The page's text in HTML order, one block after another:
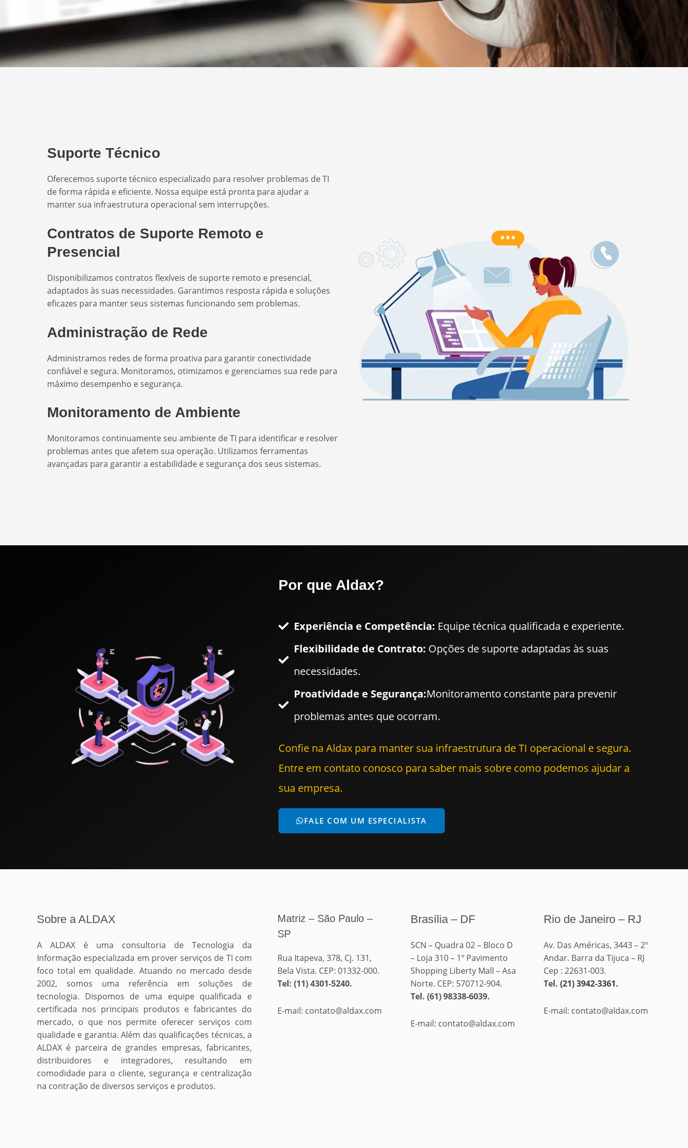
Suporte Técnico
Oferecemos suporte técnico especializado para resolver problemas de TI
de forma rápida e eficiente. Nossa equipe está pronta para ajudar a
manter sua infraestrutura operacional sem interrupções.
Contratos de Suporte Remoto e
Presencial
Disponibilizamos contratos flexíveis de suporte remoto e presencial,
adaptados às suas necessidades. Garantimos resposta rápida e soluções
eficazes para manter seus sistemas funcionando sem problemas.
Administração de Rede
Administramos redes de forma proativa para garantir conectividade
confiável e segura. Monitoramos, otimizamos e gerenciamos sua rede para
máximo desempenho e segurança.
Monitoramento de Ambiente
Monitoramos continuamente seu ambiente de TI para identificar e resolver
problemas antes que afetem sua operação. Utilizamos ferramentas
avançadas para garantir a estabilidade e segurança dos seus sistemas.
Por que Aldax?
Experiência e Competência: Equipe técnica qualificada e experiente.
Flexibilidade de Contrato: Opções de suporte adaptadas às suas
necessidades.
Proatividade e Segurança:Monitoramento constante para prevenir
problemas antes que ocorram.
Confie na Aldax para manter sua infraestrutura de TI operacional e segura.
Entre em contato conosco para saber mais sobre como podemos ajudar a
sua empresa.
FALE COM UM ESPECIALISTA
Sobre a ALDAX
A ALDAX é uma consultoria de Tecnologia da
Informação especializada em prover serviços de TI com
foco total em qualidade. Atuando no mercado desde
2002, somos uma referência em soluções de
tecnologia. Dispomos de uma equipe qualificada e
certificada nos principais produtos e fabricantes do
mercado, o que nos permite oferecer serviços com
qualidade e garantia. Além das qualificações técnicas, a
ALDAX é parceira de grandes empresas, fabricantes,
distribuidores e integradores, resultando em
comodidade para o cliente, segurança e centralização
na contração de diversos serviços e produtos.
Matriz – São Paulo –
SP
Rua Itapeva, 378, Cj. 131,
Bela Vista. CEP: 01332-000.
Tel: (11) 4301-5240.
E-mail: contato@aldax.com
Brasília – DF
SCN – Quadra 02 – Bloco D
– Loja 310 – 1º Pavimento
Shopping Liberty Mall – Asa
Norte. CEP: 570712-904.
Tel. (61) 98338-6039.
E-mail: contato@aldax.com
Rio de Janeiro – RJ
Av. Das Américas, 3443 – 2º
Andar. Barra da Tijuca – RJ
Cep : 22631-003.
Tel. (21) 3942-3361.
E-mail: contato@aldax.com